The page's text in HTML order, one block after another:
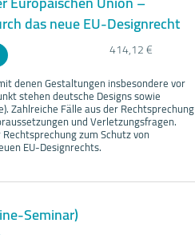
das neue EU-Designrecht
414,12 €
denen Gestaltungen insbesondere vor
stehen deutsche Designs sowie
Zahlreiche Fälle aus der Rechtsprechung
und Verletzungsfragen.
zum Schutz von
EU-Designrechts.
Seminar)